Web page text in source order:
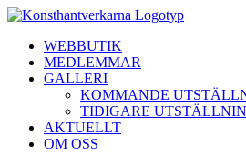
Fortsätt
innehålletWEBBUTIK
MEDLEMMAR
GALLERI
KOMMANDE
TIDIGARE
AKTUELLT
OM OSS